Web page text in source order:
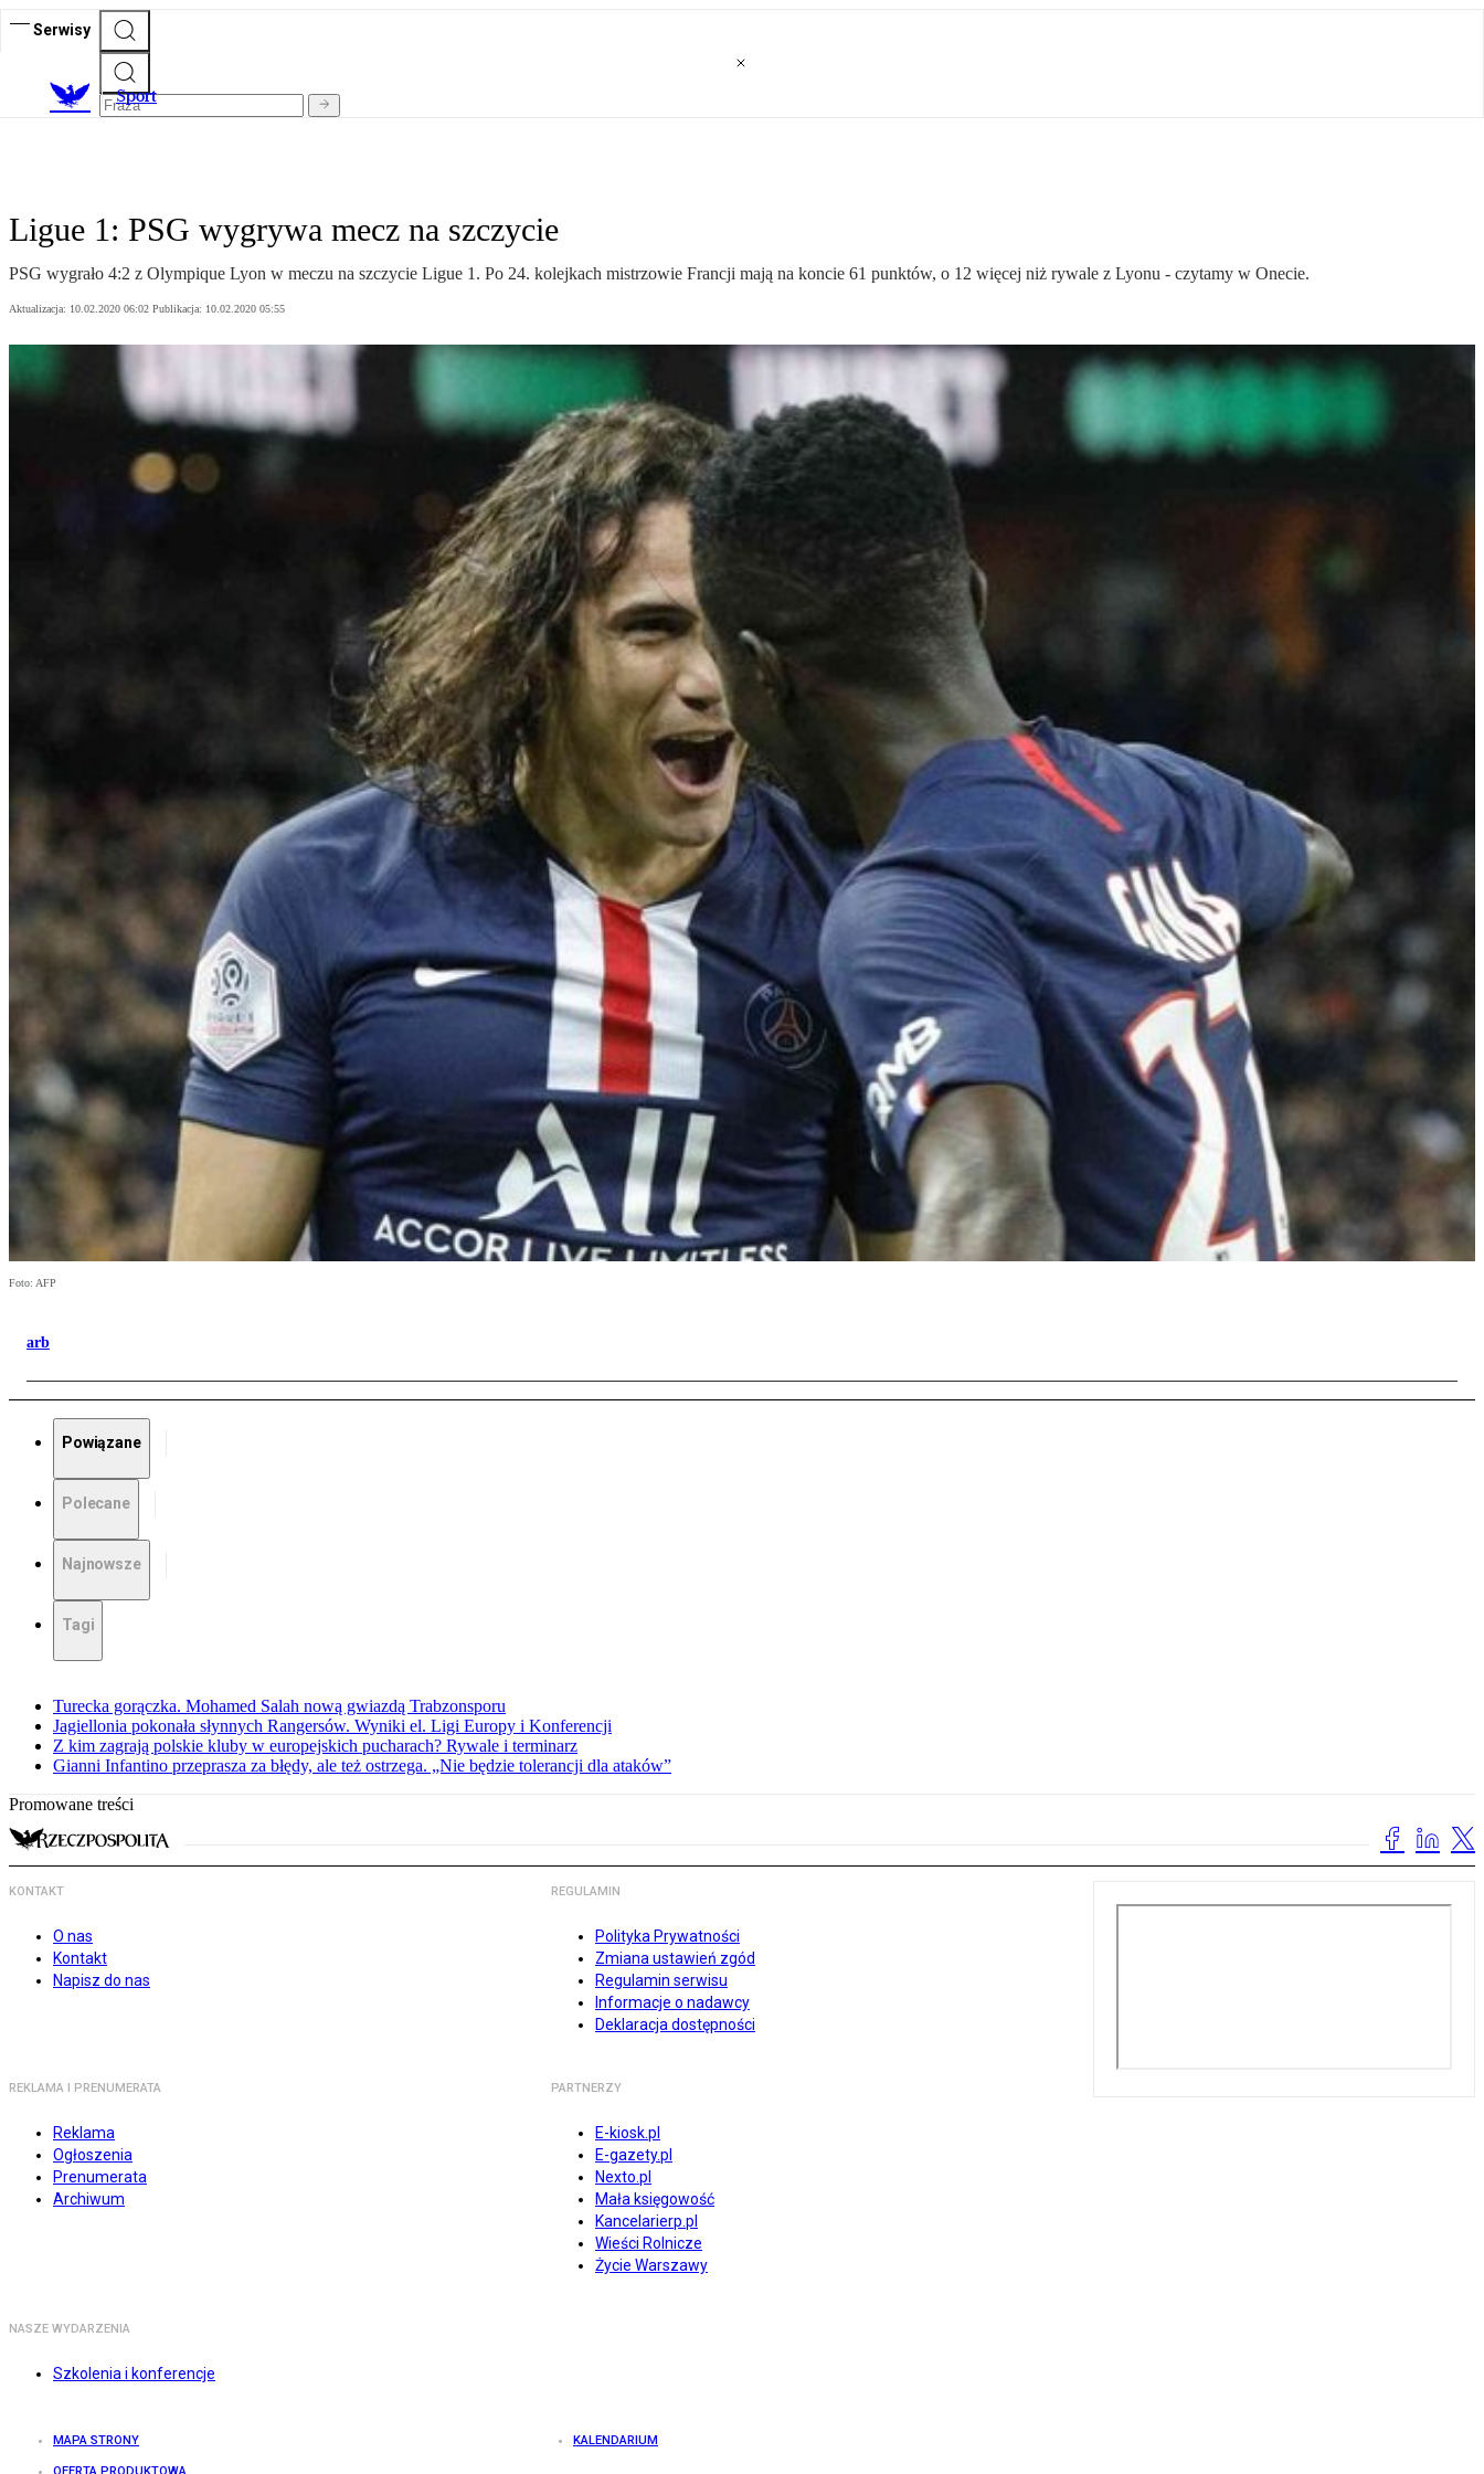
Serwisy
Sport
Ligue 1: PSG wygrywa mecz na szczycie
PSG wygrało 4:2 z Olympique Lyon w meczu na szczycie Ligue 1. Po 24. kolejkach mistrzowie Francji mają na koncie 61 punktów, o 12 więcej niż rywale z Lyonu - czytamy w Onecie.
Aktualizacja: 10.02.2020 06:02 Publikacja: 10.02.2020 05:55
Foto: AFP
arb
Powiązane
Polecane
Najnowsze
Tagi
Turecka gorączka. Mohamed Salah nową gwiazdą Trabzonsporu
Jagiellonia pokonała słynnych Rangersów. Wyniki el. Ligi Europy i Konferencji
Z kim zagrają polskie kluby w europejskich pucharach? Rywale i terminarz
Gianni Infantino przeprasza za błędy, ale też ostrzega. „Nie będzie tolerancji dla ataków”
Promowane treści
KONTAKT
O nas
Kontakt
Napisz do nas
REGULAMIN
Polityka Prywatności
Zmiana ustawień zgód
Regulamin serwisu
Informacje o nadawcy
Deklaracja dostępności
REKLAMA I PRENUMERATA
Reklama
Ogłoszenia
Prenumerata
Archiwum
PARTNERZY
E-kiosk.pl
E-gazety.pl
Nexto.pl
Mała księgowość
Kancelarierp.pl
Wieści Rolnicze
Życie Warszawy
NASZE WYDARZENIA
Szkolenia i konferencje
MAPA STRONY KALENDARIUM